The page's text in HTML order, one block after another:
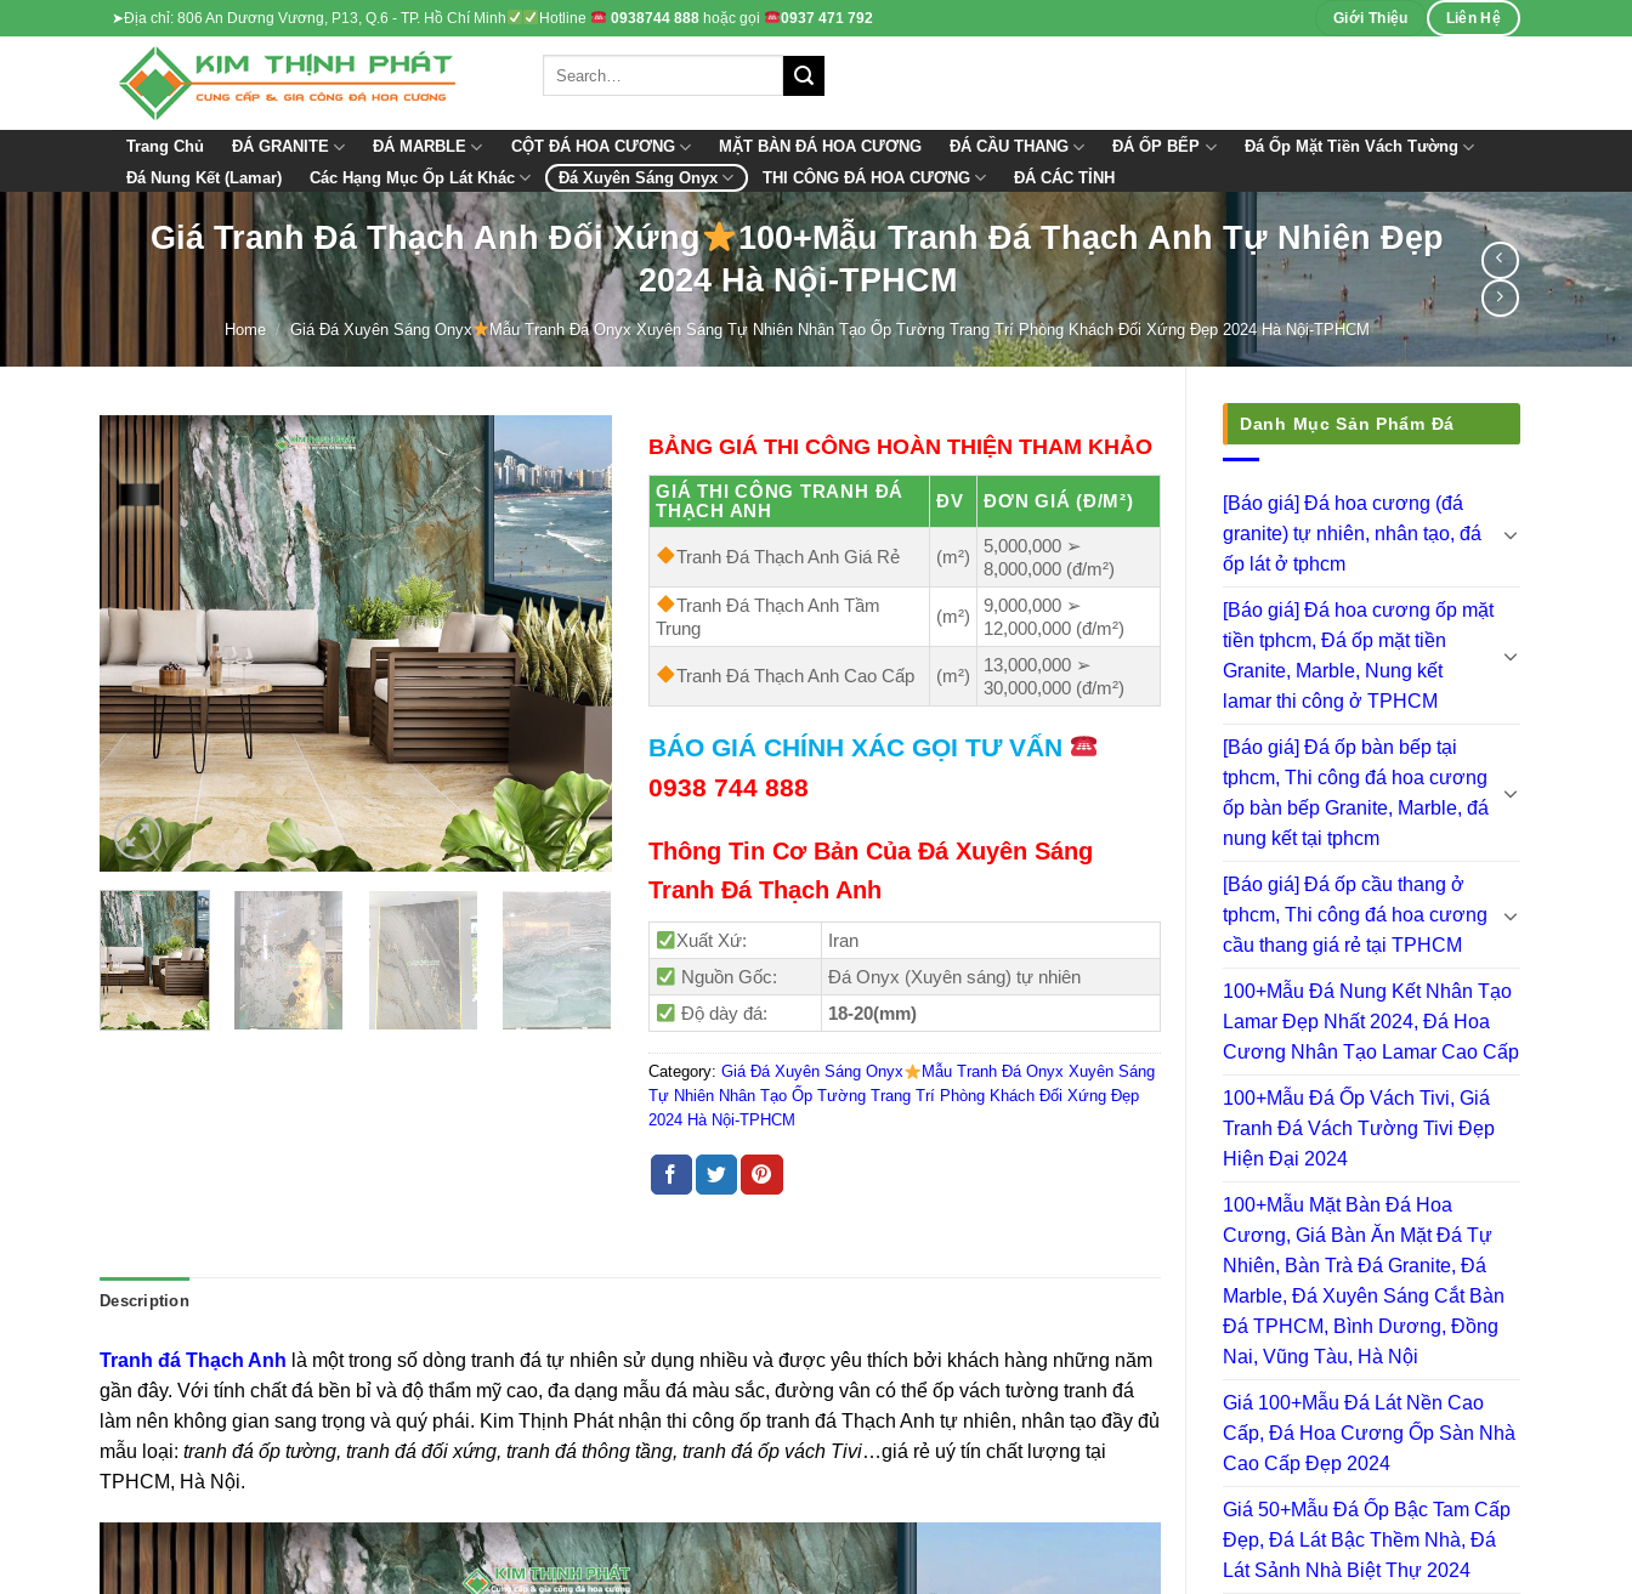
➤Địa chỉ: 806 An Dương Vương, P13, Q.6 - TP. Hồ Chí Minh Hotline 0938744 888 hoặc gọi 0937 471 792 Giới Thiệu Liên Hệ
Trang Chủ ĐÁ GRANITE ĐÁ MARBLE CỘT ĐÁ HOA CƯƠNG MẶT BÀN ĐÁ HOA CƯƠNG ĐÁ CẦU THANG ĐÁ ỐP BẾP
Đá Ốp Mặt Tiền Vách Tường
Đá Nung Kết (Lamar)
Các Hạng Mục Ốp Lát Khác Đá Xuyên Sáng Onyx THI CÔNG ĐÁ HOA CƯƠNG ĐÁ CÁC TỈNH
Giá Tranh Đá Thạch Anh Đối Xứng
100+Mẫu Tranh Đá Thạch Anh Tự Nhiên Đẹp
2024 Hà Nội-TPHCM
Home / Giá Đá Xuyên Sáng Onyx Mẫu Tranh Đá Onyx Xuyên Sáng Tự Nhiên Nhân Tạo Ốp Tường Trang Trí Phòng Khách Đối Xứng Đẹp 2024 Hà Nội-TPHCM
Danh Mục Sản Phẩm Đá
[Báo giá] Đá hoa cương (đá
granite) tự nhiên, nhân tạo, đá
ốp lát ở tphcm
[Báo giá] Đá hoa cương ốp mặt
tiền tphcm, Đá ốp mặt tiền
Granite, Marble, Nung kết
lamar thi công ở TPHCM
[Báo giá] Đá ốp bàn bếp tại
tphcm, Thi công đá hoa cương
ốp bàn bếp Granite, Marble, đá
nung kết tại tphcm
[Báo giá] Đá ốp cầu thang ở
tphcm, Thi công đá hoa cương
cầu thang giá rẻ tại TPHCM
100+Mẫu Đá Nung Kết Nhân Tạo
Lamar Đẹp Nhất 2024, Đá Hoa
Cương Nhân Tạo Lamar Cao Cấp
100+Mẫu Đá Ốp Vách Tivi, Giá
Tranh Đá Vách Tường Tivi Đẹp
Hiện Đại 2024
100+Mẫu Mặt Bàn Đá Hoa
Cương, Giá Bàn Ăn Mặt Đá Tự
Nhiên, Bàn Trà Đá Granite, Đá
Marble, Đá Xuyên Sáng Cắt Bàn
Đá TPHCM, Bình Dương, Đồng
Nai, Vũng Tàu, Hà Nội
Giá 100+Mẫu Đá Lát Nền Cao
Cấp, Đá Hoa Cương Ốp Sàn Nhà
Cao Cấp Đẹp 2024
Giá 50+Mẫu Đá Ốp Bậc Tam Cấp
Đẹp, Đá Lát Bậc Thềm Nhà, Đá
Lát Sảnh Nhà Biệt Thự 2024
BẢNG GIÁ THI CÔNG HOÀN THIỆN THAM KHẢO
GIÁ THI CÔNG TRANH ĐÁ
THẠCH ANH
ĐV ĐƠN GIÁ (Đ/M²)
Tranh Đá Thạch Anh Giá Rẻ (m²)
5,000,000 ➢
8,000,000 (đ/m²)
Tranh Đá Thạch Anh Tầm
Trung
(m²)
9,000,000 ➢
12,000,000 (đ/m²)
Tranh Đá Thạch Anh Cao Cấp (m²)
13,000,000 ➢
30,000,000 (đ/m²)
BÁO GIÁ CHÍNH XÁC GỌI TƯ VẤN
0938 744 888
Thông Tin Cơ Bản Của Đá Xuyên Sáng
Tranh Đá Thạch Anh
Xuất Xứ:
Iran
Nguồn Gốc:
Đá Onyx (Xuyên sáng) tự nhiên
Độ dày đá:
18-20(mm)
Category: Giá Đá Xuyên Sáng Onyx
Mẫu Tranh Đá Onyx Xuyên Sáng
Tự Nhiên Nhân Tạo Ốp Tường Trang Trí Phòng Khách Đối Xứng Đẹp
2024 Hà Nội-TPHCM
Description
Tranh đá Thạch Anh là một trong số dòng tranh đá tự nhiên sử dụng nhiều và được yêu thích bởi khách hàng những năm
gần đây. Với tính chất đá bền bỉ và độ thẩm mỹ cao, đa dạng mẫu đá màu sắc, đường vân có thể ốp vách tường tranh đá
làm nên không gian sang trọng và quý phái. Kim Thịnh Phát nhận thi công ốp tranh đá Thạch Anh tự nhiên, nhân tạo đầy đủ
mẫu loại: tranh đá ốp tường, tranh đá đối xứng, tranh đá thông tầng, tranh đá ốp vách Tivi…giá rẻ uý tín chất lượng tại
TPHCM, Hà Nội.